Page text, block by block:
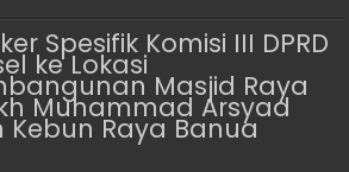
Spesifik Komisi III DPRD
ke Lokasi
Masjid Raya
Muhammad Arsyad
Raya Banua